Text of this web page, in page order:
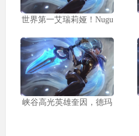
世界第一艾瑞莉娅！Nugu
峡谷高光英雄奎因，德玛